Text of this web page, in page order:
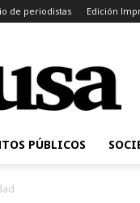
de periodistas Edición
PÚBLICOS